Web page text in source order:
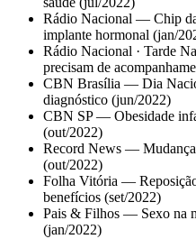
Rádio Nacional — Chip
implante hormonal (jan/
Rádio Nacional · Tarde
precisam de
CBN Brasília — Dia
diagnóstico (jun/2022)
CBN SP — Obesidade
(out/2022)
Record News —
(out/2022)
Folha Vitória —
benefícios (set/2022)
Pais & Filhos — Sexo na
(jan/2022)